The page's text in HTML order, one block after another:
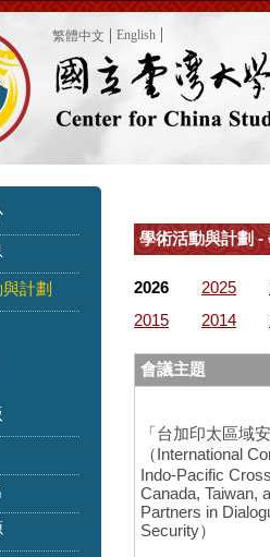
繁體中文 English
計劃
學術活動與計劃 -
2026 2025
2015
2014
會議主題
「台加印太區域
（International
Indo-Pacific
Canada, Taiwan,
Partners in
Security）